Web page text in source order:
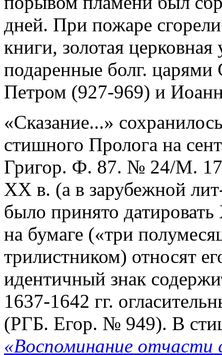
дней. При пожаре
книги, золотая церковная
подаренные болг.
Петром (927-969) и
«Сказание...»
стишного Пролога на
Григор. Ф. 87. № 24/М.
XX в. (а в зарубежной
было принято
на бумаге («три
трилистником) относят
идентичный знак
1637-1642 гг.
(РГБ. Егор. № 949). В
«Воспоминание отчасти